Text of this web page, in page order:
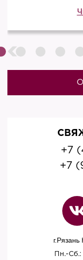
+7
+7
Пн.-Сб.: